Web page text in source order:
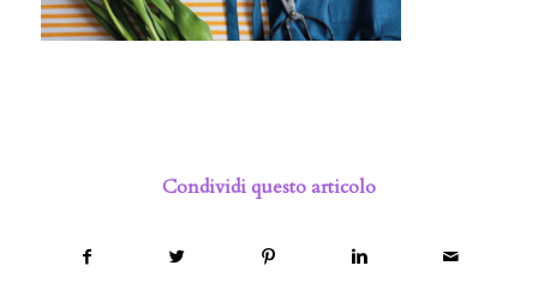
Condividi questo articolo